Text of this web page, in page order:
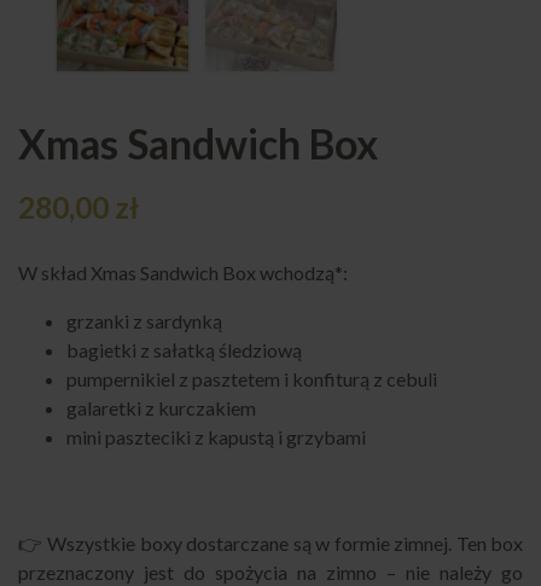
Xmas Sandwich Box
280,00 zł
W skład Xmas Sandwich Box wchodzą*:
grzanki z sardynką
bagietki z sałatką śledziową
pumpernikiel z pasztetem i konfiturą z cebuli
galaretki z kurczakiem
mini paszteciki z kapustą i grzybami
👉 Wszystkie boxy dostarczane są w formie zimnej. Ten box
przeznaczony jest do spożycia na zimno – nie należy go